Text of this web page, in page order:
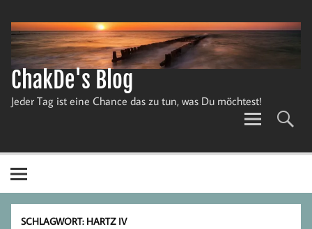
springen
ChakDe's Blog
Jeder Tag ist eine Chance das zu tun, was Du möchtest!
SCHLAGWORT: HARTZ IV